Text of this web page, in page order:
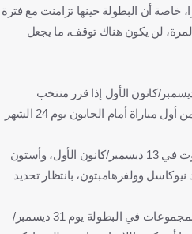
خاصة أن البطولة حينها تزامنت مع فترة
لن يكون هناك توقف، ما يجعل
مباريات في ديسمبر/كانون الأول إذا قرر منتخب
الكاميرون بدء معسكره قبل أسبوع من أول مباراة أمام الجابون يوم 24 الشهر
هذه المباريات تشمل مواجهة بورنموث في 13 ديسمبر/كانون الأول، وأستون
ضد نيوكاسل وولفرهامبتون، بانتظار تحديد
كما ستقام الجولة الأخيرة من دور المجموعات في البطولة يوم 31 ديسمبر/